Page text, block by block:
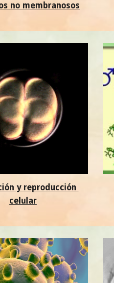
no membranosos
y reproducción
celular